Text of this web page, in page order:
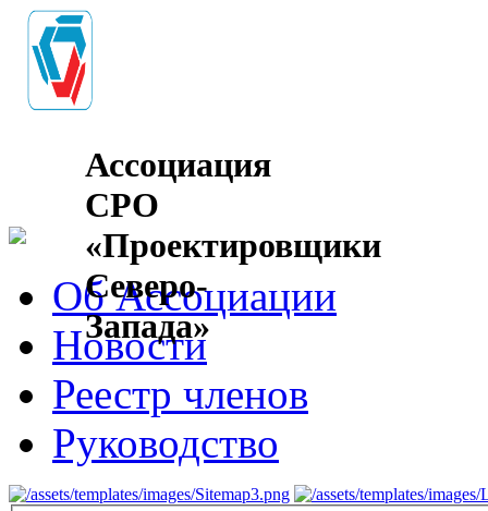
Ассоциация
СРО
«Проектировщики
Северо-
Запада»
Об Ассоциации
Новости
Реестр членов
Руководство